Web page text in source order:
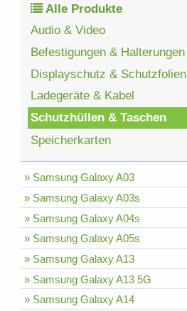
Alle Produkte
Audio & Video
Befestigungen & Halterungen
Displayschutz & Schutzfolien
Ladegeräte & Kabel
Schutzhüllen & Taschen
Speicherkarten
» Samsung Galaxy A03
» Samsung Galaxy A03s
» Samsung Galaxy A04s
» Samsung Galaxy A05s
» Samsung Galaxy A13
» Samsung Galaxy A13 5G
» Samsung Galaxy A14